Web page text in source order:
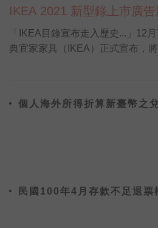
IKEA 2021 新型錄上市廣
媽篇】
「IKEA目錄宣布走入歷史...」12
典宜家家具（IKEA）正式宣布，
年號的末代目錄。
個人海外所得折算新臺幣之
民國100年4月存款不足退票